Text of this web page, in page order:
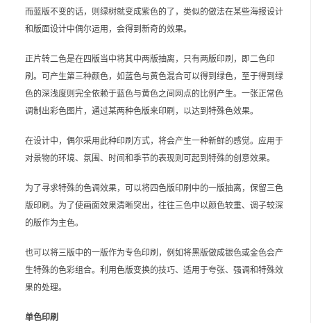
而蓝版不变的话，则绿树就变成紫色的了，类似的做法在某些海报设计
和版面设计中偶尔运用，会得到新奇的效果。
正片转二色是在四版当中将其中两版抽离，只有两版印刷，即二色印
刷。可产生第三种颜色，如蓝色与黄色混合可以得到绿色，至于得到绿
色的深浅度则完全依赖于蓝色与黄色之间网点的比例产生。一张正常色
调制出彩色图片，通过某两种色版来印刷，以达到特殊色效果。
在设计中，偶尔采用此种印刷方式，将会产生一种新鲜的感觉。应用于
对景物的环境、氛围、时间和季节的表现则可起到特殊的创意效果。
为了寻求特殊的色调效果，可以将四色版印刷中的一版抽离，保留三色
版印刷。为了使画面效果清晰突出，往往三色中以颜色较重、调子较深
的版作为主色。
也可以将三版中的一版作为专色印刷，例如将黑版做成银色或金色会产
生特殊的色彩组合。利用色版变换的技巧、适用于夸张、强调和特殊效
果的处理。
单色印刷